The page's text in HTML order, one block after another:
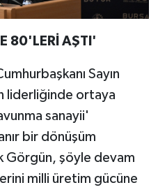
80'LERİ AŞTI'
Sayın
liderliğinde ortaya
sanayii'
bir dönüşüm
Görgün, şöyle devam
milli üretim gücüne